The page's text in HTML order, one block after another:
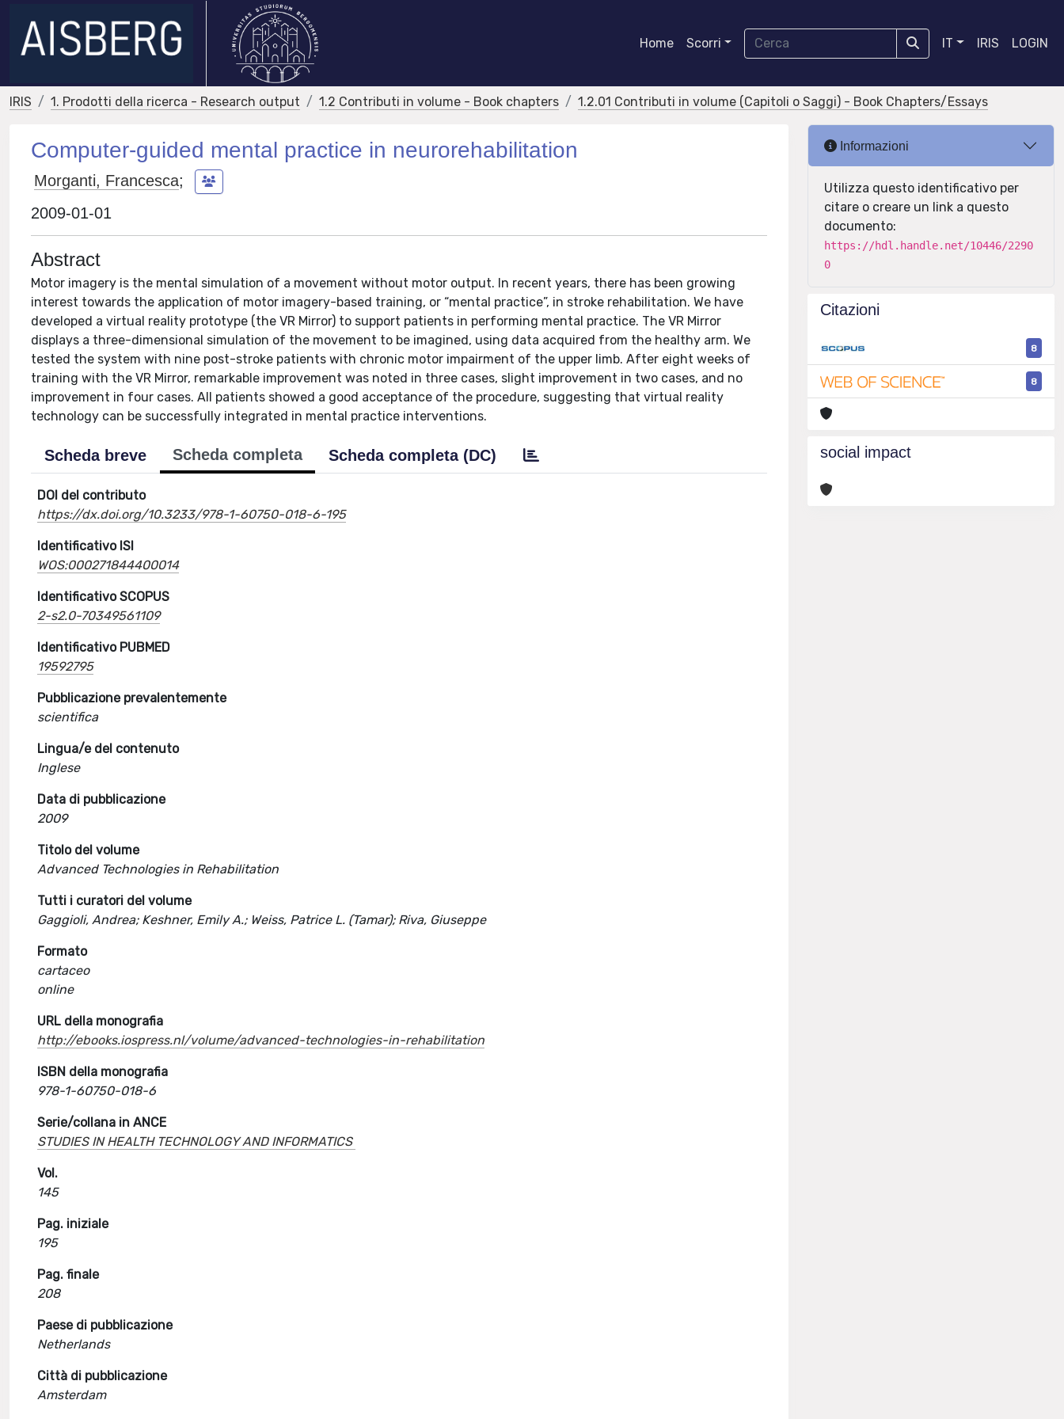
Home Scorri IT IRIS LOGIN
IRIS 1. Prodotti della ricerca - Research output 1.2 Contributi in volume - Book chapters 1.2.01 Contributi in volume (Capitoli o Saggi) - Book Chapters/Essays
Computer-guided mental practice in neurorehabilitation
Morganti, Francesca;
2009-01-01
Abstract
Motor imagery is the mental simulation of a movement without motor output. In recent years, there has been growing
interest towards the application of motor imagery-based training, or “mental practice”, in stroke rehabilitation. We have
developed a virtual reality prototype (the VR Mirror) to support patients in performing mental practice. The VR Mirror
displays a three-dimensional simulation of the movement to be imagined, using data acquired from the healthy arm. We
tested the system with nine post-stroke patients with chronic motor impairment of the upper limb. After eight weeks of
training with the VR Mirror, remarkable improvement was noted in three cases, slight improvement in two cases, and no
improvement in four cases. All patients showed a good acceptance of the procedure, suggesting that virtual reality
technology can be successfully integrated in mental practice interventions.
Scheda breve Scheda completa Scheda completa (DC)
DOI del contributo
https://dx.doi.org/10.3233/978-1-60750-018-6-195
Identificativo ISI
WOS:000271844400014
Identificativo SCOPUS
2-s2.0-70349561109
Identificativo PUBMED
19592795
Pubblicazione prevalentemente
scientifica
Lingua/e del contenuto
Inglese
Data di pubblicazione
2009
Titolo del volume
Advanced Technologies in Rehabilitation
Tutti i curatori del volume
Gaggioli, Andrea; Keshner, Emily A.; Weiss, Patrice L. (Tamar); Riva, Giuseppe
Formato
cartaceo
online
URL della monografia
http://ebooks.iospress.nl/volume/advanced-technologies-in-rehabilitation
ISBN della monografia
978-1-60750-018-6
Serie/collana in ANCE
STUDIES IN HEALTH TECHNOLOGY AND INFORMATICS
Vol.
145
Pag. iniziale
195
Pag. finale
208
Paese di pubblicazione
Netherlands
Città di pubblicazione
Amsterdam
Informazioni
Utilizza questo identificativo per
citare o creare un link a questo
documento:
https://hdl.handle.net/10446/2290
0
Citazioni
8
8
social impact